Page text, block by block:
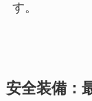
す。
安全装備：